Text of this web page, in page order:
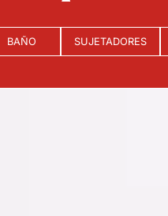
BAÑO SUJETADORES